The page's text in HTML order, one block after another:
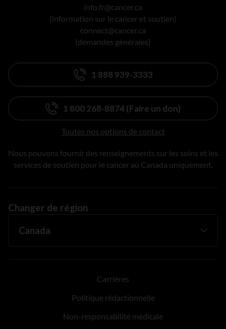
info.fr@cancer.ca
(information sur le cancer et soutien)
connect@cancer.ca
(demandes générales)
1 888 939-3333
1 800 268-8874 (Faire un don)
Toutes nos options de contact
Nous pouvons fournir des renseignements sur les soins et les
services de soutien pour le cancer au Canada uniquement.
Changer de région
Carrières
Politique rédactionnelle
Non-responsabilité médicale